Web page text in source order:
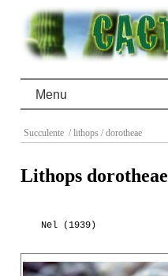
Menu
Succulente / lithops / dorotheae
Lithops dorotheae
Nel (1939)